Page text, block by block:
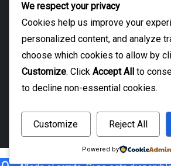
accesorios.
We respect your privacy
Cookies help us improve your
personalized content, and analyze
choose which cookies to allow by
Customize. Click Accept All to
to decline non-essential cookies.
Customize Reject All
Powered by